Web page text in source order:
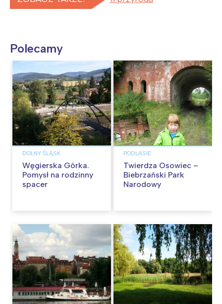
Polecamy
DOLNY ŚLĄSK
Węgierska Górka.
Pomysł na rodzinny
spacer
PODLASIE
Twierdza Osowiec –
Biebrzański Park
Narodowy